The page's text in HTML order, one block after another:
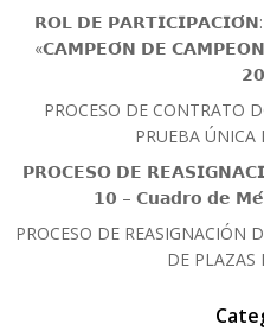
𝗥𝗢𝗟 𝗗𝗘
«𝗖𝗔𝗠𝗣𝗘𝗢́𝗡 𝗗𝗘
PROCESO DE CONTRATO
PRUEBA
𝗣𝗥𝗢𝗖𝗘𝗦𝗢 𝗗𝗘
𝟭𝟬 – 𝗖𝘂𝗮𝗱𝗿𝗼 𝗱𝗲
PROCESO DE REASIGNACIÓN
DE PLAZAS